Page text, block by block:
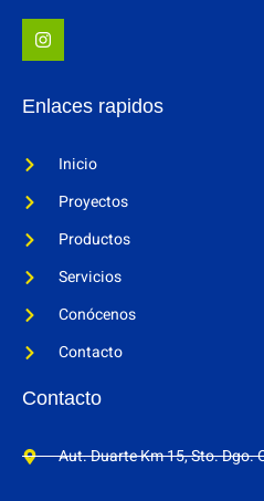
Enlaces rapidos
Inicio
Proyectos
Productos
Servicios
Conócenos
Contacto
Contacto
Aut. Duarte Km 15, Sto. Dgo.